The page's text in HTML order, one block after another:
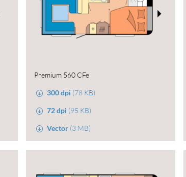
Premium 560 CFe
300 dpi (78 KB)
72 dpi (95 KB)
Vector (3 MB)